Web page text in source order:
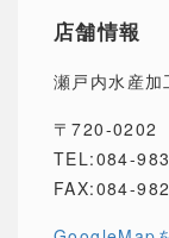
店舗情報
瀬戸内水産加
〒720-0202
TEL:084-
FAX:084-